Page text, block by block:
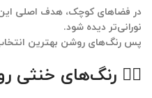
در فضاهای کوچک، هدف اصلی
نورانی‌تر دیده شود.
پس رنگ‌های روشن بهترین
۱️⃣ رنگ‌های خنثی روشن (سفید، کرم، بژ)